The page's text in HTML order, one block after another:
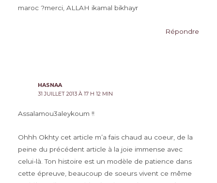
maroc ?merci, ALLAH ikamal bikhayr
Répondre
HASNAA
31 JUILLET 2013 À 17 H 12 MIN
Assalamou3aleykoum !!
Ohhh Okhty cet article m’a fais chaud au coeur, de la
peine du précédent article à la joie immense avec
celui-là. Ton histoire est un modèle de patience dans
cette épreuve, beaucoup de soeurs vivent ce même